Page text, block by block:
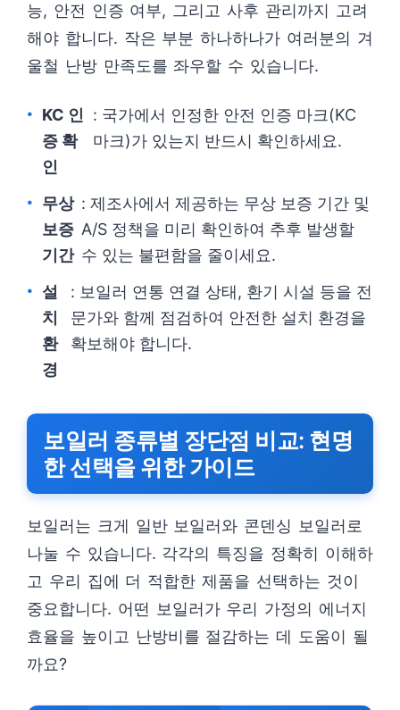
능, 안전 인증 여부, 그리고 사후 관리까지 고려
해야 합니다. 작은 부분 하나하나가 여러분의 겨
울철 난방 만족도를 좌우할 수 있습니다.
KC 인
증 확
인
: 국가에서 인정한 안전 인증 마크(KC
마크)가 있는지 반드시 확인하세요.
무상
보증
기간
: 제조사에서 제공하는 무상 보증 기간 및
A/S 정책을 미리 확인하여 추후 발생할
수 있는 불편함을 줄이세요.
설
치
환
경
: 보일러 연통 연결 상태, 환기 시설 등을 전
문가와 함께 점검하여 안전한 설치 환경을
확보해야 합니다.
보일러 종류별 장단점 비교: 현명
한 선택을 위한 가이드
보일러는 크게 일반 보일러와 콘덴싱 보일러로
나눌 수 있습니다. 각각의 특징을 정확히 이해하
고 우리 집에 더 적합한 제품을 선택하는 것이
중요합니다. 어떤 보일러가 우리 가정의 에너지
효율을 높이고 난방비를 절감하는 데 도움이 될
까요?